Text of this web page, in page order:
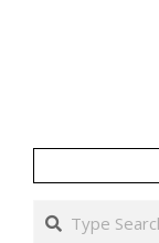
Search